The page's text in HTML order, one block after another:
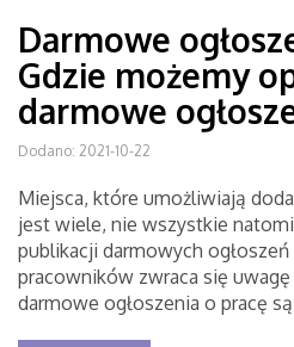
Darmowe
Gdzie możemy
darmowe
Dodano: 2021-10-22
Miejsca, które umożliwiają
jest wiele, nie wszystkie
publikacji darmowych
pracowników zwraca się
darmowe ogłoszenia o pracę